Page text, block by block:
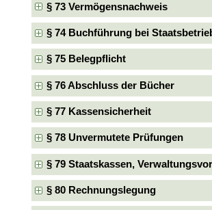
§ 73 Vermögensnachweis
§ 74 Buchführung bei
§ 75 Belegpflicht
§ 76 Abschluss der Bücher
§ 77 Kassensicherheit
§ 78 Unvermutete Prüfungen
§ 79 Staatskassen,
§ 80 Rechnungslegung